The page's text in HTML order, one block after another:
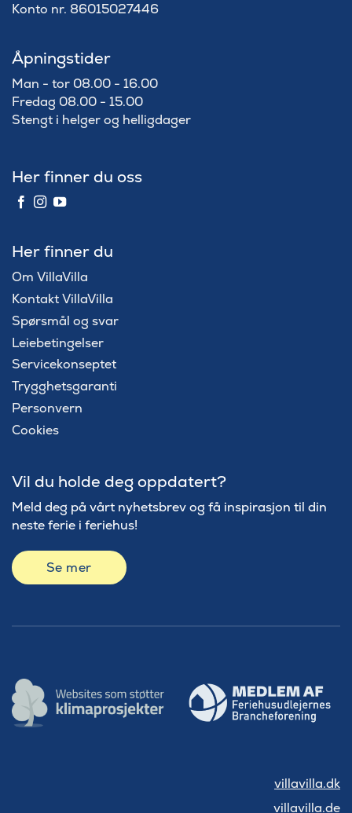
Konto nr. 86015027446
Åpningstider
Man - tor 08.00 - 16.00
Fredag 08.00 - 15.00
Stengt i helger og helligdager
Her finner du oss
Her finner du
Om VillaVilla
Kontakt VillaVilla
Spørsmål og svar
Leiebetingelser
Servicekonseptet
Trygghetsgaranti
Personvern
Cookies
Vil du holde deg oppdatert?
Meld deg på vårt nyhetsbrev og få inspirasjon til din
neste ferie i feriehus!
Se mer
villavilla.dk
villavilla.de